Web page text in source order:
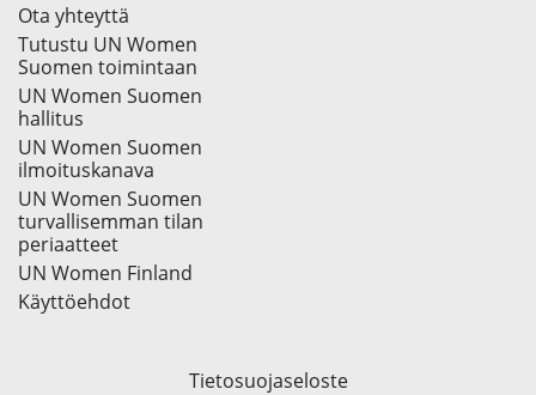
Ota yhteyttä
Tutustu UN Women
Suomen toimintaan
UN Women Suomen
hallitus
UN Women Suomen
ilmoituskanava
UN Women Suomen
turvallisemman tilan
periaatteet
UN Women Finland
Käyttöehdot
Tietosuojaseloste